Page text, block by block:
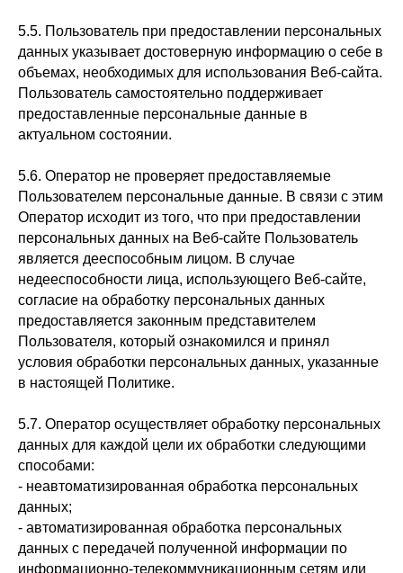
5.5. Пользователь при предоставлении персональных
данных указывает достоверную информацию о себе в
объемах, необходимых для использования Веб-сайта.
Пользователь самостоятельно поддерживает
предоставленные персональные данные в
актуальном состоянии.
5.6. Оператор не проверяет предоставляемые
Пользователем персональные данные. В связи с этим
Оператор исходит из того, что при предоставлении
персональных данных на Веб-сайте Пользователь
является дееспособным лицом. В случае
недееспособности лица, использующего Веб-сайте,
согласие на обработку персональных данных
предоставляется законным представителем
Пользователя, который ознакомился и принял
условия обработки персональных данных, указанные
в настоящей Политике.
5.7. Оператор осуществляет обработку персональных
данных для каждой цели их обработки следующими
способами:
- неавтоматизированная обработка персональных
данных;
- автоматизированная обработка персональных
данных с передачей полученной информации по
информационно-телекоммуникационным сетям или